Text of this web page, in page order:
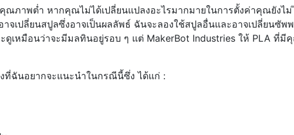
ณภาพต่ำ หากคุณไม่ได้เปลี่ยนแปลงอะไรมากมายในการตั้งค่าคุณยังไม่
จเปลี่ยนสปูลซึ่งอาจเป็นผลลัพธ์ ฉันจะลองใช้สปูลอื่นและอาจเปลี่ยนซัพพ
ดูเหมือนว่าจะมีมลทินอยู่รอบ ๆ แต่ MakerBot Industries ให้ PLA ที่มี
ที่ฉันอยากจะแนะนำในกรณีนี้ซึ่ง ได้แก่ :